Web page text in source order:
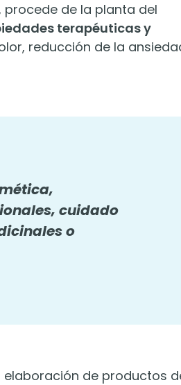
procede de la planta del
terapéuticas y
reducción de la
cuidado
o
elaboración de productos